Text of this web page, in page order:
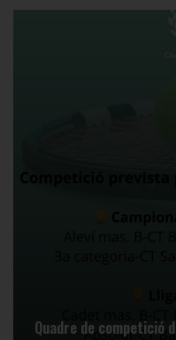
Quadre de competició